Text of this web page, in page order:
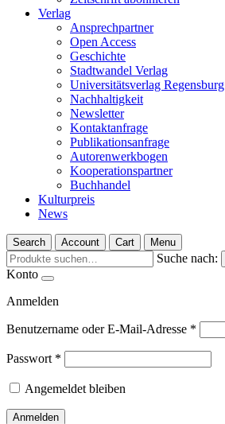
Verlag
Ansprechpartner
Open Access
Geschichte
Stadtwandel Verlag
Universitätsverlag Regensburg
Nachhaltigkeit
Newsletter
Kontaktanfrage
Publikationsanfrage
Autorenwerkbogen
Kooperationspartner
Buchhandel
Kulturpreis
News
Search Account Cart Menu
Suche nach:
Konto
Anmelden
Benutzername oder E-Mail-Adresse *
Passwort *
Angemeldet bleiben
Anmelden